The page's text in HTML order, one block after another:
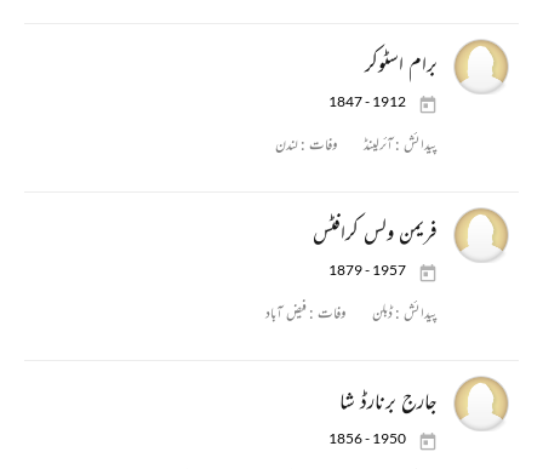
برام اسٹوکر
1847 - 1912
پیدائش :آئرلینڈ وفات : لندن
فریمن ولس کرافٹس
1879 - 1957
پیدائش :ڈبلن وفات :فیض آباد
جارج برنارڈ شا
1856 - 1950